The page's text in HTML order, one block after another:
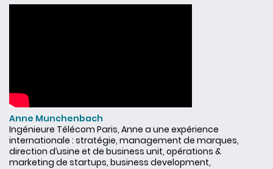
Anne Munchenbach
Ingénieure Télécom Paris, Anne a une expérience
internationale : stratégie, management de marques,
direction d’usine et de business unit, opérations &
marketing de startups, business development,